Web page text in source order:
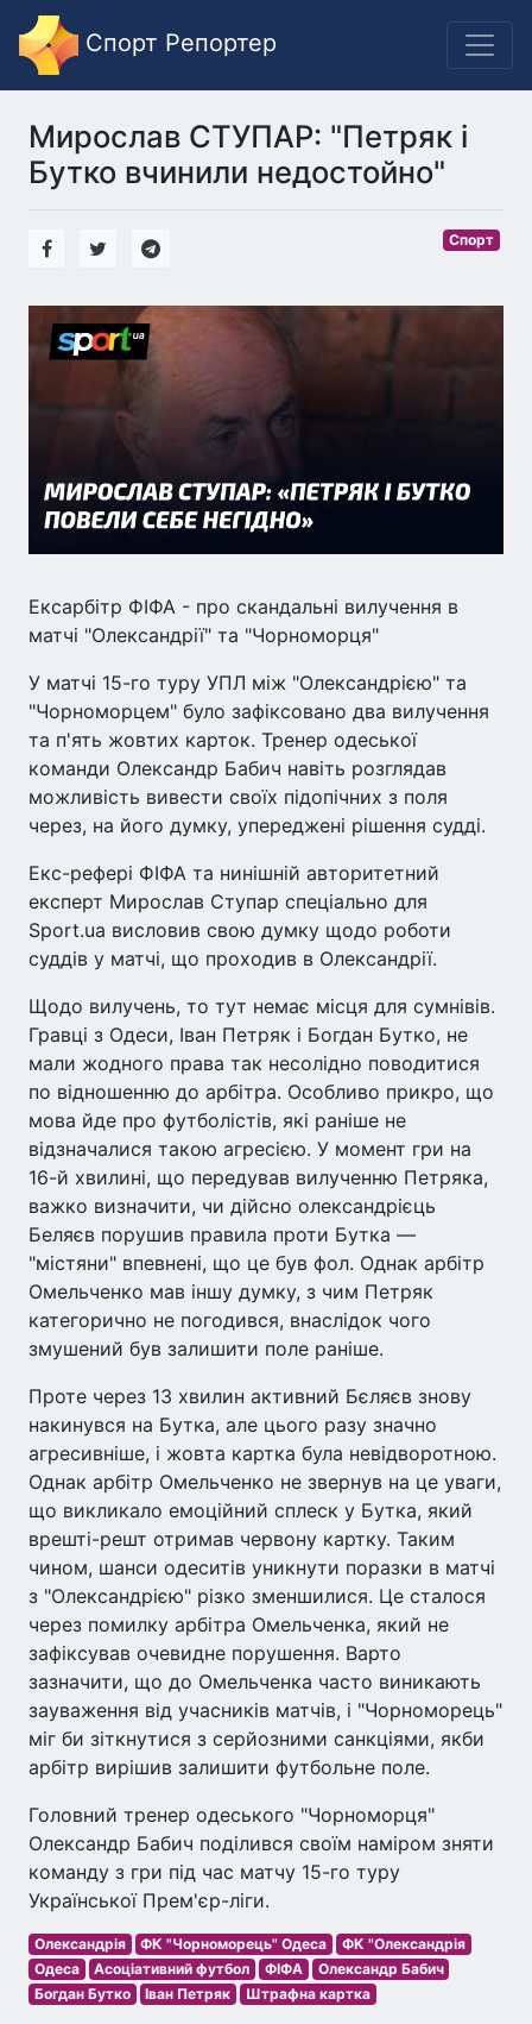
Спорт Репортер
Мирослав СТУПАР: "Петряк і
Бутко вчинили недостойно"
Спорт
Ексарбітр ФІФА - про скандальні вилучення в
матчі "Олександрії" та "Чорноморця"
У матчі 15-го туру УПЛ між "Олександрією" та
"Чорноморцем" було зафіксовано два вилучення
та п'ять жовтих карток. Тренер одеської
команди Олександр Бабич навіть розглядав
можливість вивести своїх підопічних з поля
через, на його думку, упереджені рішення судді.
Екс-рефері ФІФА та нинішній авторитетний
експерт Мирослав Ступар спеціально для
Sport.ua висловив свою думку щодо роботи
суддів у матчі, що проходив в Олександрії.
Щодо вилучень, то тут немає місця для сумнівів.
Гравці з Одеси, Іван Петряк і Богдан Бутко, не
мали жодного права так несолідно поводитися
по відношенню до арбітра. Особливо прикро, що
мова йде про футболістів, які раніше не
відзначалися такою агресією. У момент гри на
16-й хвилині, що передував вилученню Петряка,
важко визначити, чи дійсно олександрієць
Беляєв порушив правила проти Бутка —
"містяни" впевнені, що це був фол. Однак арбітр
Омельченко мав іншу думку, з чим Петряк
категорично не погодився, внаслідок чого
змушений був залишити поле раніше.
Проте через 13 хвилин активний Бєляєв знову
накинувся на Бутка, але цього разу значно
агресивніше, і жовта картка була невідворотною.
Однак арбітр Омельченко не звернув на це уваги,
що викликало емоційний сплеск у Бутка, який
врешті-решт отримав червону картку. Таким
чином, шанси одеситів уникнути поразки в матчі
з "Олександрією" різко зменшилися. Це сталося
через помилку арбітра Омельченка, який не
зафіксував очевидне порушення. Варто
зазначити, що до Омельченка часто виникають
зауваження від учасників матчів, і "Чорноморець"
міг би зіткнутися з серйозними санкціями, якби
арбітр вирішив залишити футбольне поле.
Головний тренер одеського "Чорноморця"
Олександр Бабич поділився своїм наміром зняти
команду з гри під час матчу 15-го туру
Української Прем'єр-ліги.
Олександрія ФК "Чорноморець" Одеса
ФК "Олександрія
Одеса
Асоціативний футбол ФІФА
Олександр Бабич
Богдан Бутко
Іван Петряк Штрафна картка